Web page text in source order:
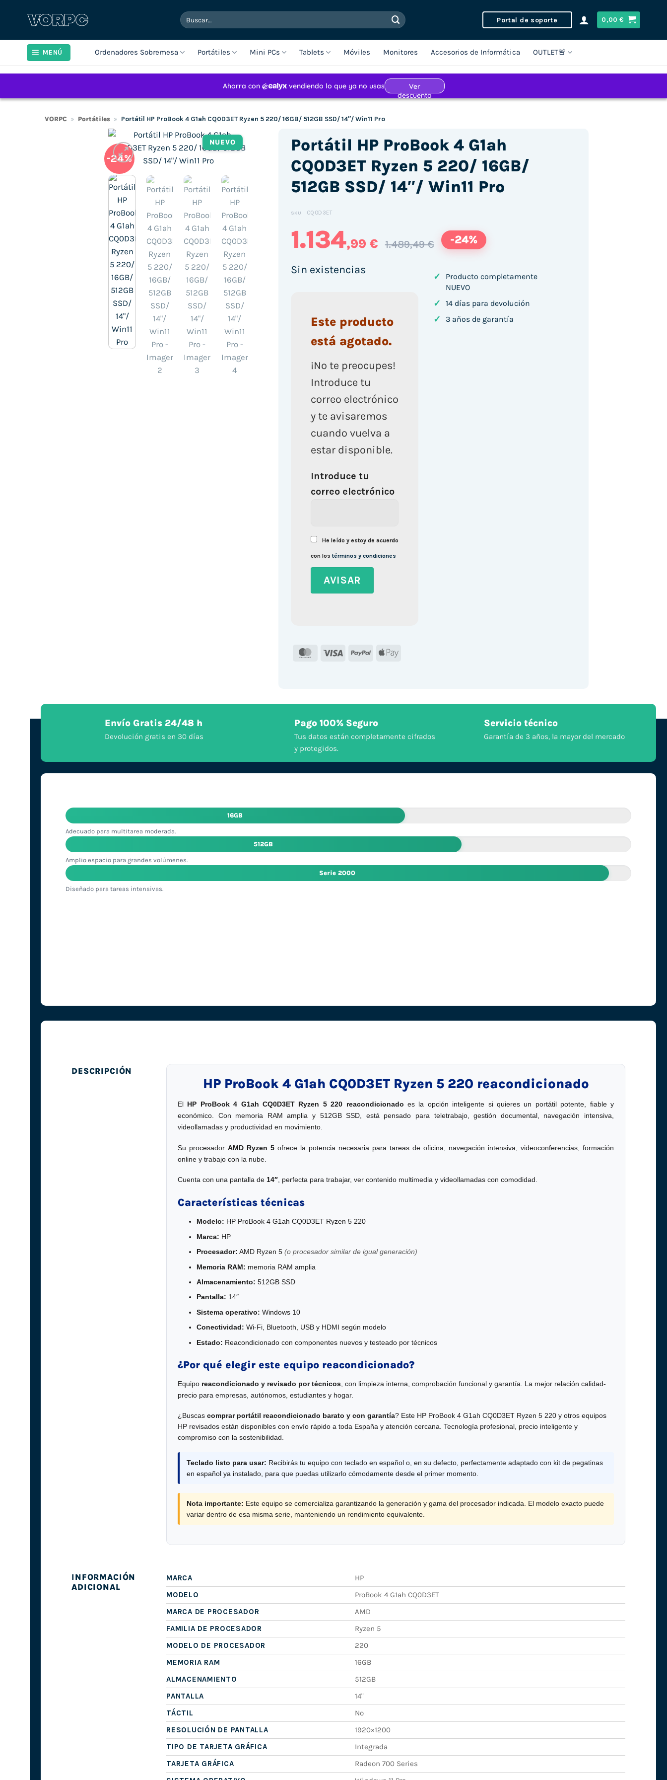
Buscar
por:
Portal de soporte 0,00€
MENÚ Ordenadores Sobremesa Portátiles Mini PCs Tablets Móviles Monitores Accesorios de Informática OUTLET🚨
VORPC » Portátiles » Portátil HP ProBook 4 G1ah CQ0D3ET Ryzen 5 220/ 16GB/ 512GB SSD/ 14″/ Win11 Pro
NUEVO
-24%
Portátil HP ProBook 4 G1ah
CQ0D3ET Ryzen 5 220/ 16GB/
512GB SSD/ 14″/ Win11 Pro
SKU: CQ0D3ET
1.134,99 € 1.489,49 € -24%
Sin existencias
Este producto
está agotado.
¡No te preocupes!
Introduce tu
correo electrónico
y te avisaremos
cuando vuelva a
estar disponible.
Introduce tu
correo electrónico
He leído y estoy de acuerdo
con lostérminos y condiciones
MasterCard
Visa PayPal Apple
✓
Producto completamente
NUEVO
✓ 14 días para devolución
✓ 3 años de garantía
Envío Gratis 24/48 h
Devolución gratis en 30 días
Pago 100% Seguro
Tus datos están completamente cifrados
y protegidos.
Servicio técnico
Garantía de 3 años, la mayor del mercado
16GB
Adecuado para multitarea moderada.
512GB
Amplio espacio para grandes volúmenes.
Serie 2000
Diseñado para tareas intensivas.
DESCRIPCIÓN
HP ProBook 4 G1ah CQ0D3ET Ryzen 5 220 reacondicionado
El HP ProBook 4 G1ah CQ0D3ET Ryzen 5 220 reacondicionado es la opción inteligente si quieres un portátil potente, fiable y
económico. Con memoria RAM amplia y 512GB SSD, está pensado para teletrabajo, gestión documental, navegación intensiva,
videollamadas y productividad en movimiento.
Su procesador AMD Ryzen 5 ofrece la potencia necesaria para tareas de oficina, navegación intensiva, videoconferencias, formación
online y trabajo con la nube.
Cuenta con una pantalla de 14″ , perfecta para trabajar, ver contenido multimedia y videollamadas con comodidad.
Características técnicas
Modelo: HP ProBook 4 G1ah CQ0D3ET Ryzen 5 220
Marca: HP
Procesador: AMD Ryzen 5(o procesador similar de igual generación)
Memoria RAM: memoria RAM amplia
Almacenamiento: 512GB SSD
Pantalla: 14″
Sistema operativo: Windows 10
Conectividad: Wi-Fi, Bluetooth, USB y HDMI según modelo
Estado: Reacondicionado con componentes nuevos y testeado por técnicos
¿Por qué elegir este equipo reacondicionado?
Equipo reacondicionado y revisado por técnicos, con limpieza interna, comprobación funcional y garantía. La mejor relación calidad-
precio para empresas, autónomos, estudiantes y hogar.
¿Buscas comprar portátil reacondicionado barato y con garantía? Este HP ProBook 4 G1ah CQ0D3ET Ryzen 5 220 y otros equipos
HP revisados están disponibles con envío rápido a toda España y atención cercana. Tecnología profesional, precio inteligente y
compromiso con la sostenibilidad.
Teclado listo para usar: Recibirás tu equipo con teclado en español o, en su defecto, perfectamente adaptado con kit de pegatinas
en español ya instalado, para que puedas utilizarlo cómodamente desde el primer momento.
Nota importante: Este equipo se comercializa garantizando la generación y gama del procesador indicada. El modelo exacto puede
variar dentro de esa misma serie, manteniendo un rendimiento equivalente.
INFORMACIÓN
ADICIONAL
MARCA
HP
MODELO
ProBook 4 G1ah CQ0D3ET
MARCA DE PROCESADOR
AMD
FAMILIA DE PROCESADOR
Ryzen 5
MODELO DE PROCESADOR
220
MEMORIA RAM
16GB
ALMACENAMIENTO
512GB
PANTALLA
14"
TÁCTIL
No
RESOLUCIÓN DE PANTALLA
1920×1200
TIPO DE TARJETA GRÁFICA
Integrada
TARJETA GRÁFICA
Radeon 700 Series